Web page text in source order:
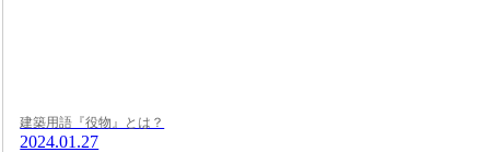
建築用語『役物』とは？
2024.01.27